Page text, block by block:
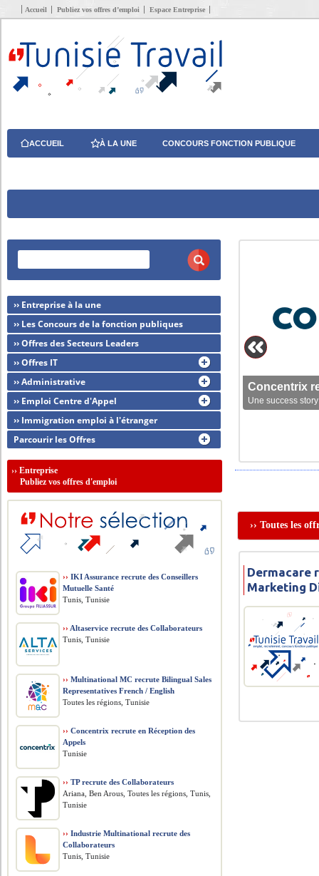
Accueil Publiez vos offres d’emploi Espace Entreprise
ACCUEIL À LA UNE CONCOURS FONCTION PUBLIQUE
Concentrix
Une success
›› Toutes les
Dermacare
Marketing
›› Entreprise à la une
›› Les Concours de la fonction publiques
›› Offres des Secteurs Leaders
›› Offres IT
›› Administrative
›› Emploi Centre d'Appel
›› Immigration emploi à l'étranger
Parcourir les Offres
››Entreprise
Publiez vos offres d'emploi
›› IKI Assurance recrute des Conseillers
Mutuelle Santé
Tunis, Tunisie
›› Altaservice recrute des Collaborateurs
Tunis, Tunisie
›› Multinational MC recrute Bilingual Sales
Representatives French / English
Toutes les régions, Tunisie
›› Concentrix recrute en Réception des
Appels
Tunisie
›› TP recrute des Collaborateurs
Ariana, Ben Arous, Toutes les régions, Tunis,
Tunisie
›› Industrie Multinational recrute des
Collaborateurs
Tunis, Tunisie